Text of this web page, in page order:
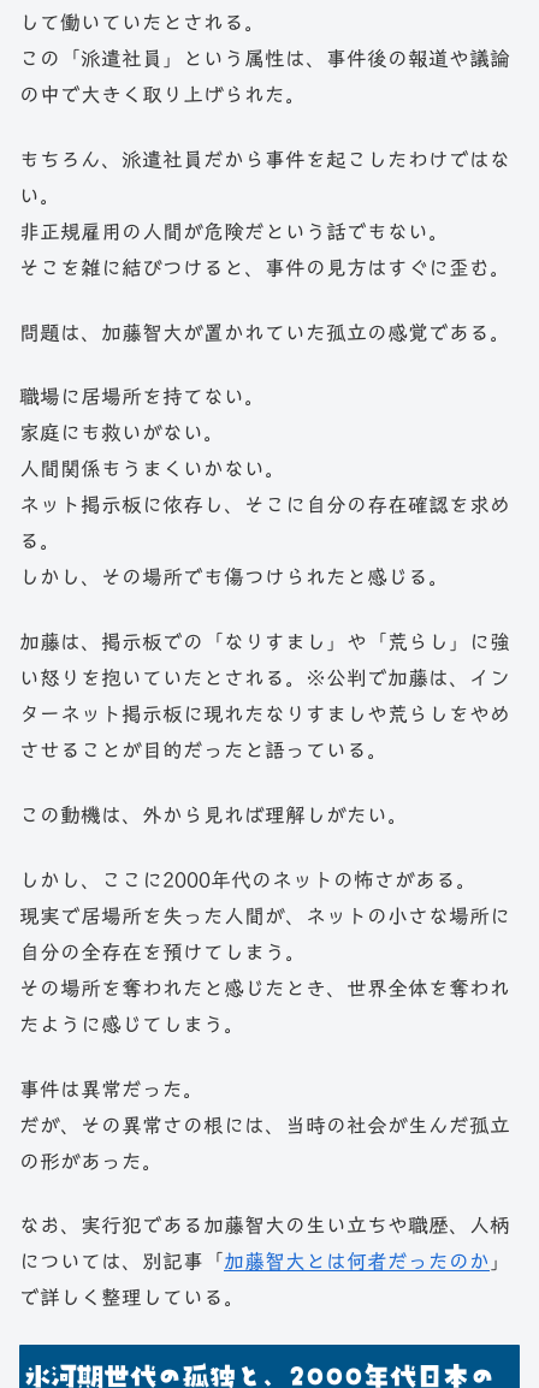
して働いていたとされる。
この「派遣社員」という属性は、事件後の報道や議論
の中で大きく取り上げられた。
もちろん、派遣社員だから事件を起こしたわけではな
い。
非正規雇用の人間が危険だという話でもない。
そこを雑に結びつけると、事件の見方はすぐに歪む。
問題は、加藤智大が置かれていた孤立の感覚である。
職場に居場所を持てない。
家庭にも救いがない。
人間関係もうまくいかない。
ネット掲示板に依存し、そこに自分の存在確認を求め
る。
しかし、その場所でも傷つけられたと感じる。
加藤は、掲示板での「なりすまし」や「荒らし」に強
い怒りを抱いていたとされる。※公判で加藤は、イン
ターネット掲示板に現れたなりすましや荒らしをやめ
させることが目的だったと語っている。
この動機は、外から見れば理解しがたい。
しかし、ここに2000年代のネットの怖さがある。
現実で居場所を失った人間が、ネットの小さな場所に
自分の全存在を預けてしまう。
その場所を奪われたと感じたとき、世界全体を奪われ
たように感じてしまう。
事件は異常だった。
だが、その異常さの根には、当時の社会が生んだ孤立
の形があった。
なお、実行犯である加藤智大の生い立ちや職歴、人柄
については、別記事「 加藤智大とは何者だったのか 」
で詳しく整理している。
氷河期世代の孤独と、2000年代日本の